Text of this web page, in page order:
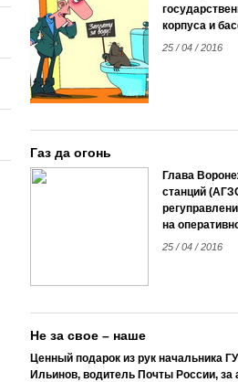
корпуса и
25 / 04 / 2016
Газ да огонь
Глава
станций
на
25 / 04 / 2016
Не за свое – наше
Ценный подарок из рук начальника
Ильинов, водитель Почты России, за